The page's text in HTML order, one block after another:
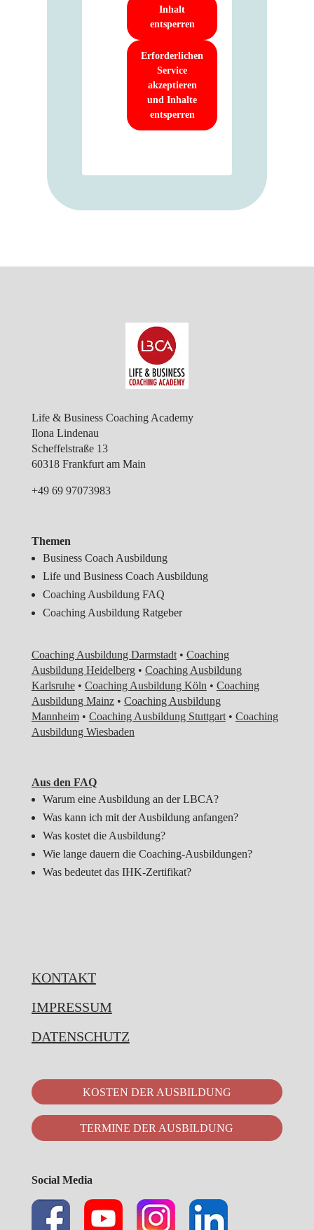
Inhalt
entsperren
Erforderlichen
Service
akzeptieren
und Inhalte
entsperren
Life & Business Coaching Academy
Ilona Lindenau
Scheffelstraße 13
60318 Frankfurt am Main
+49 69 97073983
Themen
Business Coach Ausbildung
Life und Business Coach Ausbildung
Coaching Ausbildung FAQ
Coaching Ausbildung Ratgeber
Coaching Ausbildung Darmstadt• Coaching
Ausbildung Heidelberg• Coaching Ausbildung
Karlsruhe• Coaching Ausbildung Köln • Coaching
Ausbildung Mainz• Coaching Ausbildung
Mannheim• Coaching Ausbildung Stuttgart• Coaching
Ausbildung Wiesbaden
Aus den FAQ
Warum eine Ausbildung an der LBCA?
Was kann ich mit der Ausbildung anfangen?
Was kostet die Ausbildung?
Wie lange dauern die Coaching-Ausbildungen?
Was bedeutet das IHK-Zertifikat?
KONTAKT
IMPRESSUM
DATENSCHUTZ
KOSTEN DER AUSBILDUNG
TERMINE DER AUSBILDUNG
Social Media